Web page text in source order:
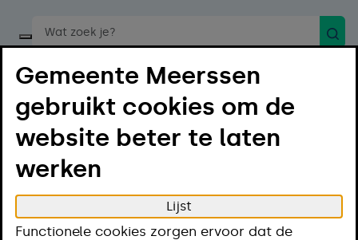
Start een spraakopdracht
Menu
Home Regelen Bouwen en verbouwen
Kopen
Gemeente Meerssen
gebruikt cookies om de
website beter te laten
werken
Lijst
Functionele cookies zorgen ervoor dat de